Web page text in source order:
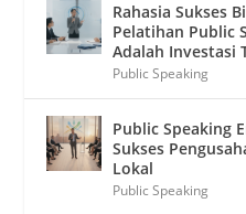
Rahasia Sukses
Pelatihan Public
Adalah Investasi
Public Speaking
Public Speaking
Sukses
Lokal
Public Speaking